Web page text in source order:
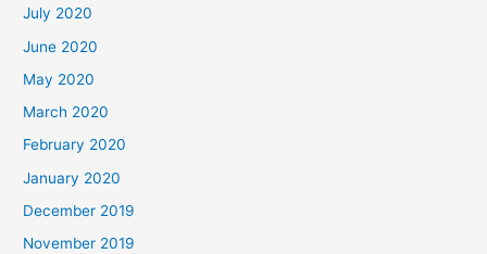
July 2020
June 2020
May 2020
March 2020
February 2020
January 2020
December 2019
November 2019